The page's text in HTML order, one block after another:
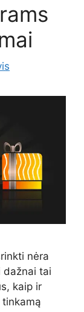
nėra
dažnai tai
kaip ir